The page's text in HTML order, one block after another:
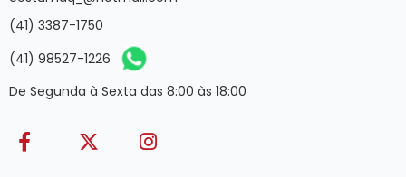
(41) 3387-1750
(41) 98527-1226
De Segunda à Sexta das 8:00 às 18:00